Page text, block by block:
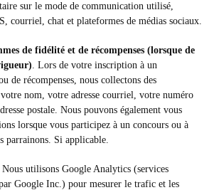
sur le mode de communication utilisé,
courriel, chat et plateformes de médias sociaux.
de fidélité et de récompenses (lorsque de
. Lors de votre inscription à un
de récompenses, nous collectons des
nom, votre adresse courriel, votre numéro
postale. Nous pouvons également vous
lorsque vous participez à un concours ou à
parrainons. Si applicable.
Nous utilisons Google Analytics (services
Google Inc.) pour mesurer le trafic et les